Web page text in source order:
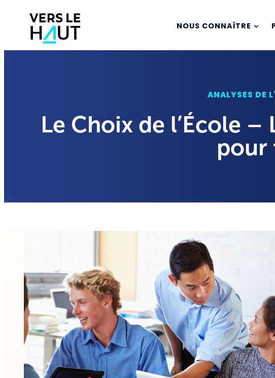
NOUS CONNAÎTRE
ANALYSES DE
Le Choix de l’École –
pour